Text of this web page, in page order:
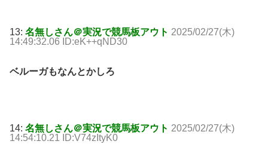
13: 名無しさん＠実況で競馬板アウト 2025/02/27(木)
14:49:32.06 ID:eK++qND30
ベルーガもなんとかしろ
14: 名無しさん＠実況で競馬板アウト 2025/02/27(木)
14:54:10.21 ID:V74zItyK0